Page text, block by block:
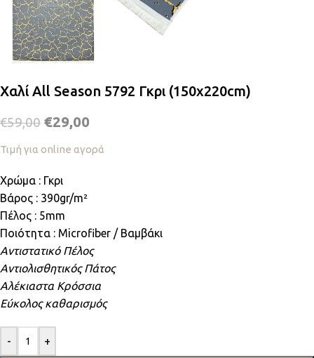
Χαλί All Season 5792 Γκρι (150x220cm)
€59,00 €29,00
Τιμή για online αγορά
Χρώμα : Γκρι
Βάρος : 390gr/m²
Πέλος : 5mm
Ποιότητα : Microfiber / Βαμβάκι
Αντιστατικό Πέλος
Αντιολισθητικός Πάτος
Αλέκιαστα Κρόσσια
Εύκολος καθαρισμός
- +